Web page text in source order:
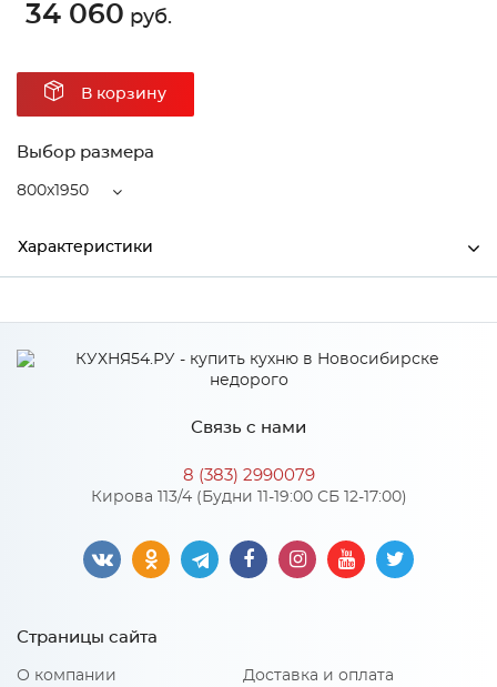
34 060 руб.
В корзину
Выбор размера
800x1950
Характеристики
Высота 220
Особенности
Нагрузка на одно спальное место: 145
Количество упаковок: 1
Связь с нами
8 (383) 2990079
Кирова 113/4 (Будни 11-19:00 СБ 12-17:00)
Страницы сайта
О компании Доставка и оплата